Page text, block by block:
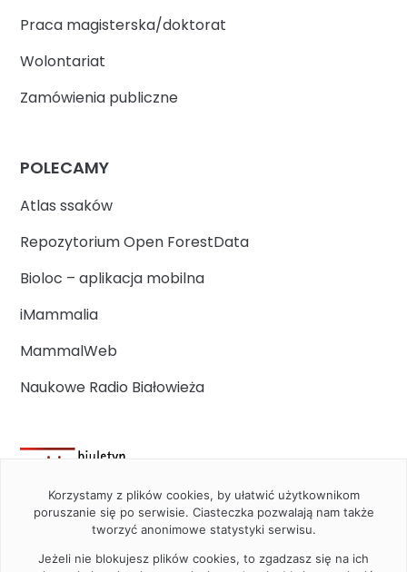
Praca magisterska/doktorat
Wolontariat
Zamówienia publiczne
POLECAMY
Atlas ssaków
Repozytorium Open ForestData
Bioloc – aplikacja mobilna
iMammalia
MammalWeb
Naukowe Radio Białowieża
Korzystamy z plików cookies, by ułatwić użytkownikom
poruszanie się po serwisie. Ciasteczka pozwalają nam także
tworzyć anonimowe statystyki serwisu.
Jeżeli nie blokujesz plików cookies, to zgadzasz się na ich